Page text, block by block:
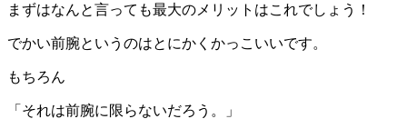
まずはなんと言っても最大のメリットはこれでしょう！
でかい前腕というのはとにかくかっこいいです。
もちろん
「それは前腕に限らないだろう。」